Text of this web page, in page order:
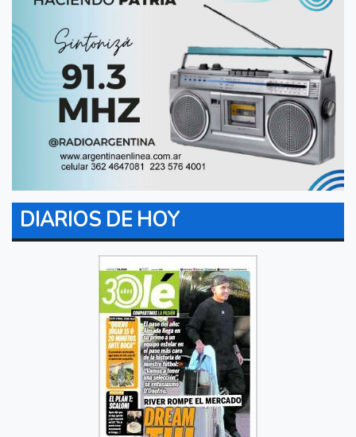
DIARIOS DE HOY